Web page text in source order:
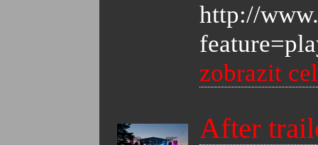
http://
zobrazit
After